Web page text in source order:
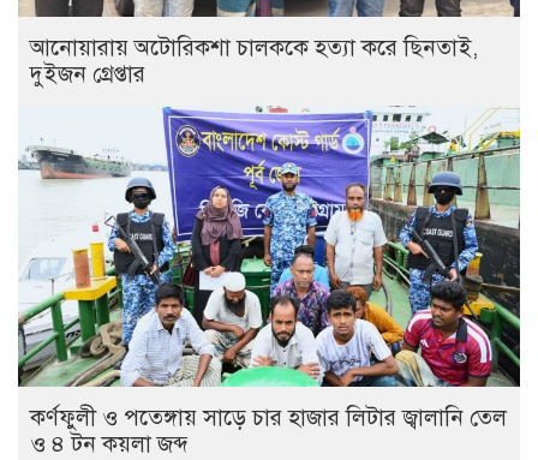
আনোয়ারায় অটোরিকশা চালককে হত্যা করে ছিনতাই,
দুইজন গ্রেপ্তার
কর্ণফুলী ও পতেঙ্গায় সাড়ে চার হাজার লিটার জ্বালানি তেল
ও ৪ টন কয়লা জব্দ